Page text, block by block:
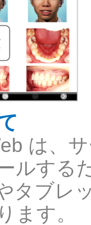
は、
ルする
タブレ
ます。